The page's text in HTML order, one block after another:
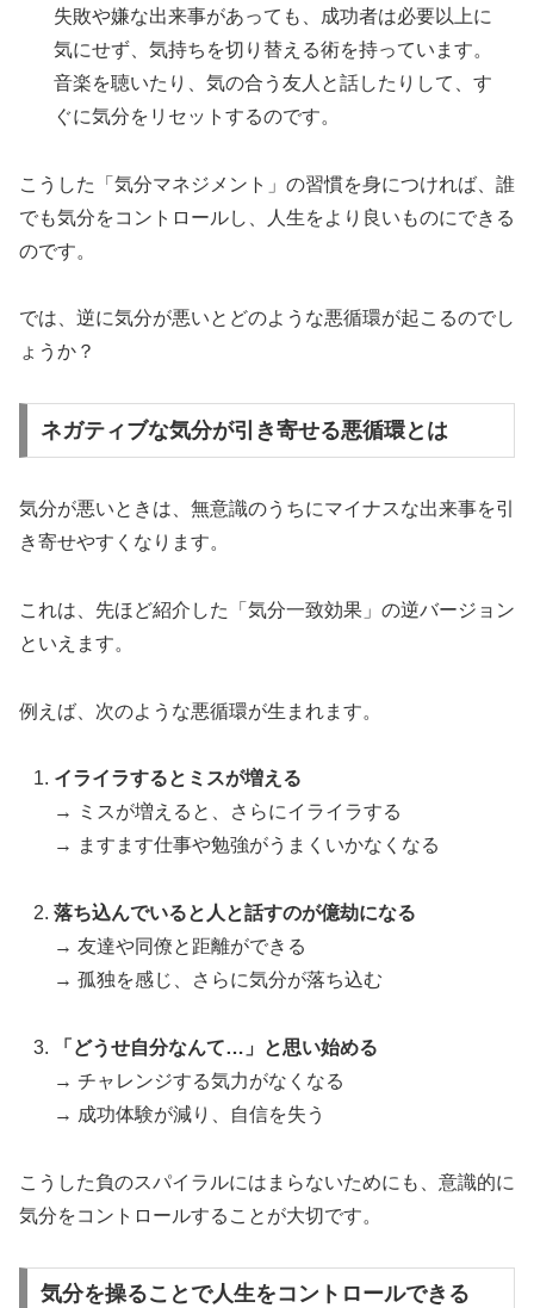
失敗や嫌な出来事があっても、成功者は必要以上に
気にせず、気持ちを切り替える術を持っています。
音楽を聴いたり、気の合う友人と話したりして、す
ぐに気分をリセットするのです。
こうした「気分マネジメント」の習慣を身につければ、誰
でも気分をコントロールし、人生をより良いものにできる
のです。
では、逆に気分が悪いとどのような悪循環が起こるのでし
ょうか？
ネガティブな気分が引き寄せる悪循環とは
気分が悪いときは、無意識のうちにマイナスな出来事を引
き寄せやすくなります。
これは、先ほど紹介した「気分一致効果」の逆バージョン
といえます。
例えば、次のような悪循環が生まれます。
イライラするとミスが増える
→ ミスが増えると、さらにイライラする
→ ますます仕事や勉強がうまくいかなくなる
落ち込んでいると人と話すのが億劫になる
→ 友達や同僚と距離ができる
→ 孤独を感じ、さらに気分が落ち込む
「どうせ自分なんて…」と思い始める
→ チャレンジする気力がなくなる
→ 成功体験が減り、自信を失う
こうした負のスパイラルにはまらないためにも、意識的に
気分をコントロールすることが大切です。
気分を操ることで人生をコントロールできる